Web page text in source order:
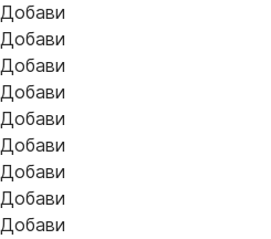
Добави
Добави
Добави
Добави
Добави
Добави
Добави
Добави
Добави